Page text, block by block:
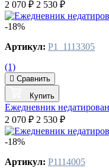
2 070 ₽ 2 530 ₽
-18%
Артикул: P1_1113305
(1)
Сравнить
Купить
Ежедневник
2 070 ₽ 2 530 ₽
-18%
Артикул: P1114005